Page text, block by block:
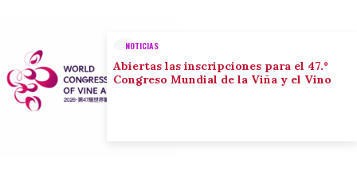
NOTICIAS
Abiertas las inscripciones para el 47.º
Congreso Mundial de la Viña y el Vino